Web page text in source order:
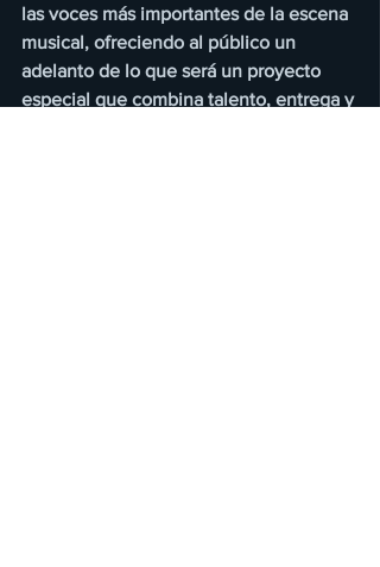
las voces más importantes de la escena
musical, ofreciendo al público un
adelanto de lo que será un proyecto
especial que combina talento, entrega y